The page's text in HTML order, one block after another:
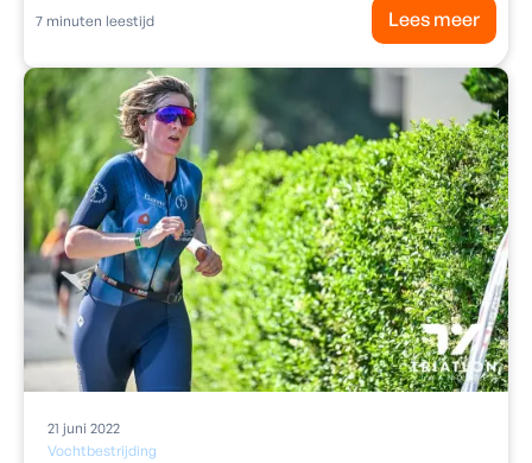
7 minuten leestijd Lees meer
Vochtbestrijding
21 juni 2022